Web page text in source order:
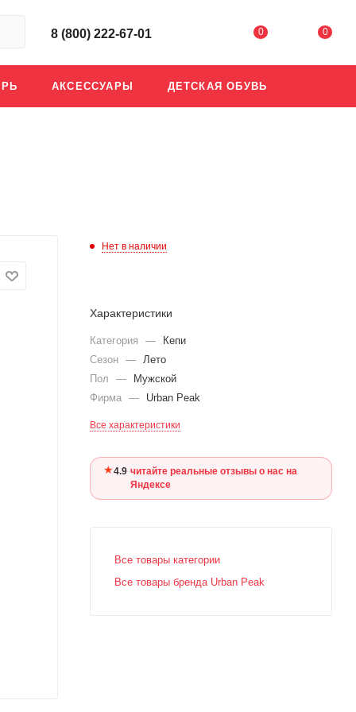
8 (800) 222-67-01 0 0
АКСЕССУАРЫ ДЕТСКАЯ ОБУВЬ
Нет в наличии
Характеристики
Категория —
Кепи
Сезон —
Лето
Пол
—
Мужской
Фирма — Urban Peak
Все характеристики
★4.9·читайте реальные отзывы о нас на
Яндексе
Все товары категории
Все товары бренда Urban Peak